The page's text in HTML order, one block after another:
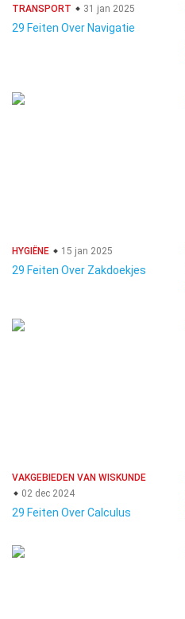
TRANSPORT 31 jan 2025
29 Feiten Over Navigatie
HYGIËNE 15 jan 2025
29 Feiten Over Zakdoekjes
VAKGEBIEDEN VAN WISKUNDE
02 dec 2024
29 Feiten Over Calculus